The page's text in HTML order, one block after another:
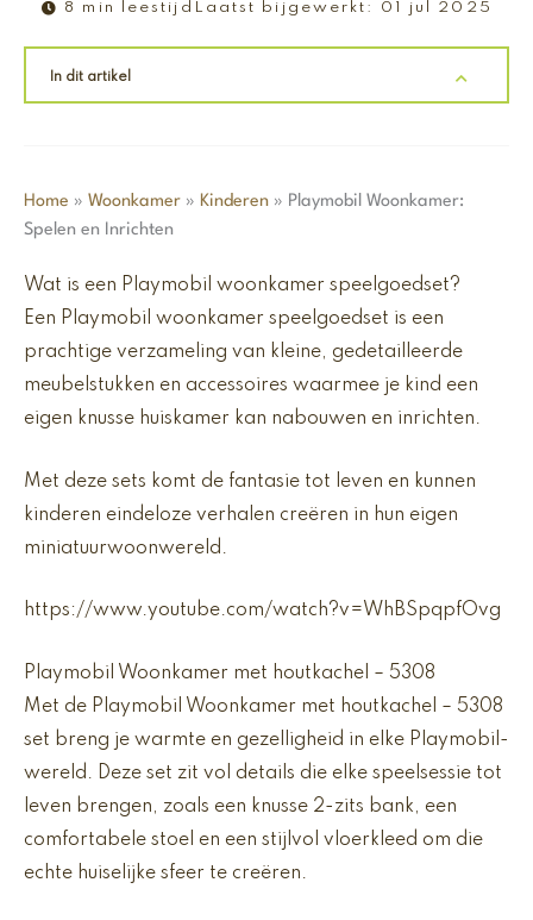
8 min leestijd Laatst bijgewerkt: 01 jul 2025
In dit artikel
Home » Woonkamer » Kinderen » Playmobil Woonkamer:
Spelen en Inrichten
Wat is een Playmobil woonkamer speelgoedset?
Een Playmobil woonkamer speelgoedset is een
prachtige verzameling van kleine, gedetailleerde
meubelstukken en accessoires waarmee je kind een
eigen knusse huiskamer kan nabouwen en inrichten.
Met deze sets komt de fantasie tot leven en kunnen
kinderen eindeloze verhalen creëren in hun eigen
miniatuurwoonwereld.
https://www.youtube.com/watch?v=WhBSpqpfOvg
Playmobil Woonkamer met houtkachel – 5308
Met de Playmobil Woonkamer met houtkachel – 5308
set breng je warmte en gezelligheid in elke Playmobil-
wereld. Deze set zit vol details die elke speelsessie tot
leven brengen, zoals een knusse 2-zits bank, een
comfortabele stoel en een stijlvol vloerkleed om die
echte huiselijke sfeer te creëren.